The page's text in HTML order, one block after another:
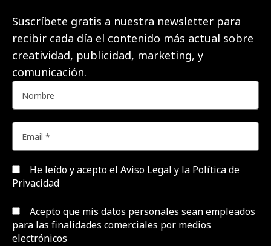
Suscríbete gratis a nuestra newsletter para
recibir cada día el contenido más actual sobre
creatividad, publicidad, marketing, y
comunicación.
He leído y acepto el Aviso Legal y la Política de
Privacidad
Acepto que mis datos personales sean empleados
para las finalidades comerciales por medios
electrónicos